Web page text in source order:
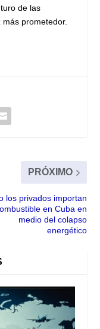
de las
prometedor.
PRÓXIMO
los privados importan
en Cuba en
medio del colapso
energético